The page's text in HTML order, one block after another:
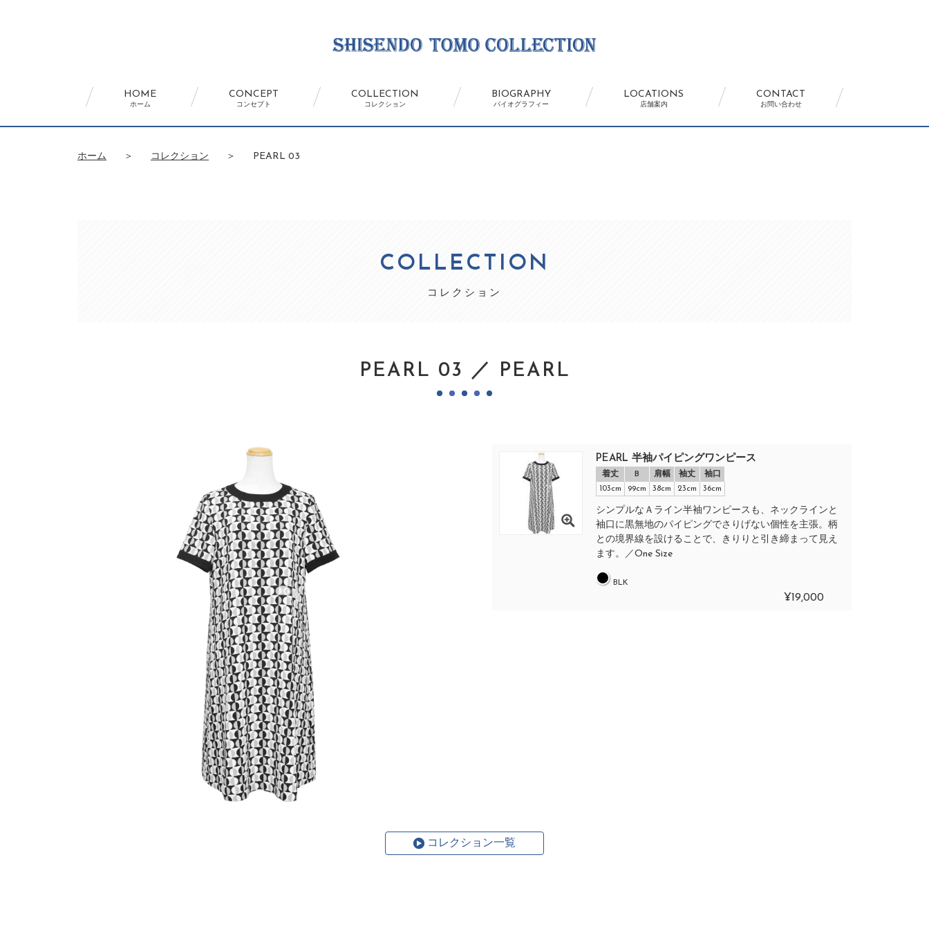
HOME
ホーム
CONCEPT
コンセプト
COLLECTION
コレクション
BIOGRAPHY
バイオグラフィー
LOCATIONS
店舗案内
CONTACT
お問い合わせ
ホーム ＞ コレクション ＞ PEARL 03
COLLECTION
コレクション
PEARL 03 ／ PEARL
PEARL 半袖パイピングワンピース
着丈 B 肩幅 袖丈
袖口
103cm
99cm 38cm 23cm 36cm
シンプルなＡライン半袖ワンピースも、ネックラインと
袖口に黒無地のパイピングでさりげない個性を主張。柄
との境界線を設けることで、きりりと引き締まって見え
ます。／One Size
BLK
¥19,000
コレクション一覧